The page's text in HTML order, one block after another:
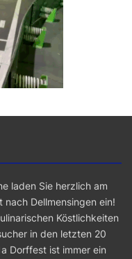
laden Sie herzlich am
nach Dellmensingen ein!
Köstlichkeiten
in den letzten 20
Dorffest ist immer ein